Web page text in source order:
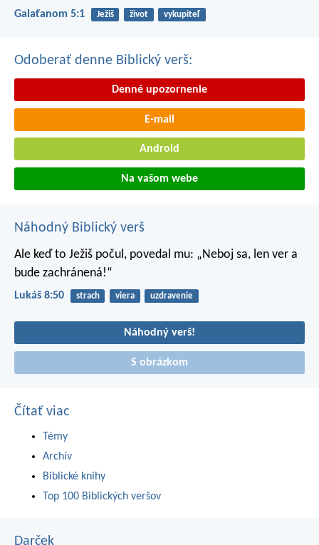
Galaťanom 5:1 Ježiš život vykupiteľ
Odoberať denne Biblický verš:
Denné upozornenie
E-mail
Android
Na vašom webe
Náhodný Biblický verš
Ale keď to Ježiš počul, povedal mu: „Neboj sa, len ver a
bude zachránená!“
Lukáš 8:50 strach viera uzdravenie
Náhodný verš!
S obrázkom
Čítať viac
Témy
Archív
Biblické knihy
Top 100 Biblických veršov
Darček